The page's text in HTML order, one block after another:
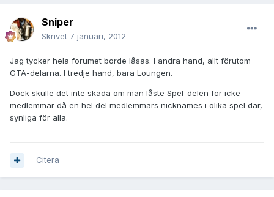
Sniper
Skrivet 7 januari, 2012
Jag tycker hela forumet borde låsas. I andra hand, allt förutom
GTA-delarna. I tredje hand, bara Loungen.
Dock skulle det inte skada om man låste Spel-delen för icke-
medlemmar då en hel del medlemmars nicknames i olika spel där,
synliga för alla.
Citera